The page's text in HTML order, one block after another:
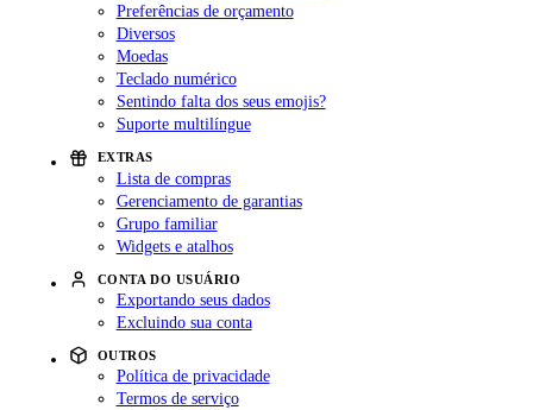
Preferências de orçamento
Diversos
Moedas
Teclado numérico
Sentindo falta dos seus emojis?
Suporte multilíngue
EXTRAS
Lista de compras
Gerenciamento de garantias
Grupo familiar
Widgets e atalhos
CONTA DO USUÁRIO
Exportando seus dados
Excluindo sua conta
OUTROS
Política de privacidade
Termos de serviço